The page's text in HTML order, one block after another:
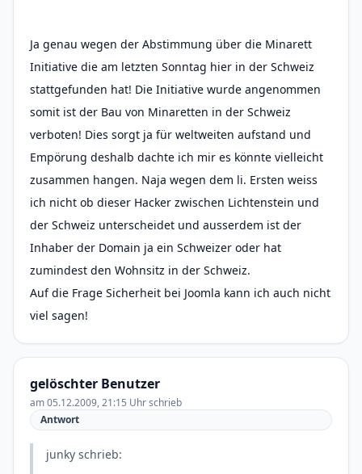
Ja genau wegen der Abstimmung über die Minarett
Initiative die am letzten Sonntag hier in der Schweiz
stattgefunden hat! Die Initiative wurde angenommen
somit ist der Bau von Minaretten in der Schweiz
verboten! Dies sorgt ja für weltweiten aufstand und
Empörung deshalb dachte ich mir es könnte vielleicht
zusammen hangen. Naja wegen dem li. Ersten weiss
ich nicht ob dieser Hacker zwischen Lichtenstein und
der Schweiz unterscheidet und ausserdem ist der
Inhaber der Domain ja ein Schweizer oder hat
zumindest den Wohnsitz in der Schweiz.
Auf die Frage Sicherheit bei Joomla kann ich auch nicht
viel sagen!
gelöschter Benutzer
am 05.12.2009, 21:15 Uhr schrieb
Antwort
junky schrieb: